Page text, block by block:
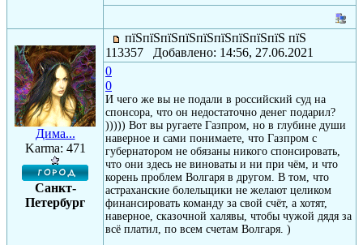
Дима...
Karma: 471
Санкт-
Петербург
пїЅпїЅпїЅпїЅпїЅпїЅпїЅпїЅпїЅ пїЅ
113357 Добавлено: 14:56, 27.06.2021
0
0
И чего же вы не подали в российский суд на
спонсора, что он недостаточно денег подарил?
))))) Вот вы ругаете Газпром, но в глубине души
наверное и сами понимаете, что Газпром с
губернатором не обязаны никого спонсировать,
что они здесь не виноваты и ни при чём, и что
корень проблем Волгаря в другом. В том, что
астраханские болельщики не желают целиком
финансировать команду за свой счёт, а хотят,
наверное, сказочной халявы, чтобы чужой дядя за
всё платил, по всем счетам Волгаря. )